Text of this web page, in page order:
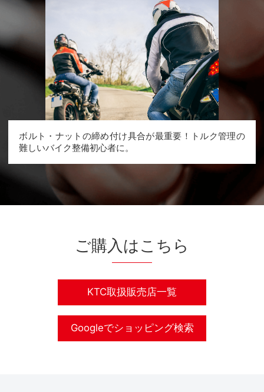
ボルト・ナットの締め付け具合が最重要！トルク管理の
難しいバイク整備初心者に。
ご購入はこちら
KTC取扱販売店一覧
Googleでショッピング検索